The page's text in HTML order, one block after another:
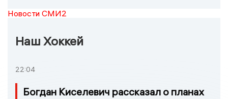
Новости СМИ2
Наш Хоккей
22:04
Богдан Киселевич рассказал о планах